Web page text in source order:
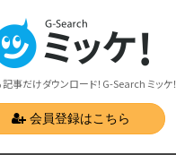
事だけダウンロード！G-Search ミッケ！
会員登録はこちら